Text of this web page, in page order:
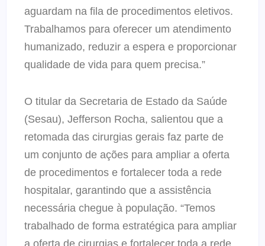
aguardam na fila de procedimentos eletivos.
Trabalhamos para oferecer um atendimento
humanizado, reduzir a espera e proporcionar
qualidade de vida para quem precisa.”
O titular da Secretaria de Estado da Saúde
(Sesau), Jefferson Rocha, salientou que a
retomada das cirurgias gerais faz parte de
um conjunto de ações para ampliar a oferta
de procedimentos e fortalecer toda a rede
hospitalar, garantindo que a assistência
necessária chegue à população. “Temos
trabalhado de forma estratégica para ampliar